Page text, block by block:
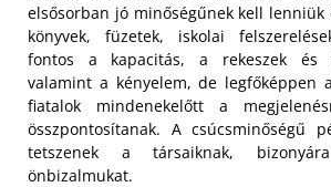
elsősorban jó minőségűnek kell
könyvek, füzetek, iskolai
fontos a kapacitás, a rekeszek és
valamint a kényelem, de legfőképpen
fiatalok mindenekelőtt a
összpontosítanak. A csúcsminőségű
tetszenek a társaiknak,
önbizalmukat.